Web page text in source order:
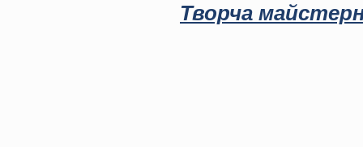
Творча